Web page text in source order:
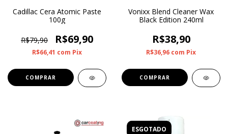
Cadillac Cera Atomic Paste
100g
R$79,90 R$69,90
R$66,41 com Pix
Vonixx Blend Cleaner Wax
Black Edition 240ml
R$38,90
R$36,96 com Pix
ESGOTADO